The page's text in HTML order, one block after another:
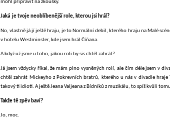
mohl připravit na zkoušky.
Jaká je tvoje neoblíbenější role, kterou jsi hrál?
No, vlastně já jí ještě hraju, je to Normální debil, kterého hraju na Malé
v hotelu Westminster, kde jsem hrál Číňana.
A když už jsme u toho, jakou roli by sis chtěl zahrát?
Já jsem vždycky říkal, že mám plno vysněných rolí, ale čím déle jsem v
chtěl zahrát Mickeyho z Pokrevních bratrů, kterého u nás v divadle hraje
takový ti idioti. A ještě Jeana Valjeana z Bídníků z muzikálu, to spíš kvůli
Takže tě zpěv baví?
Jo, moc.